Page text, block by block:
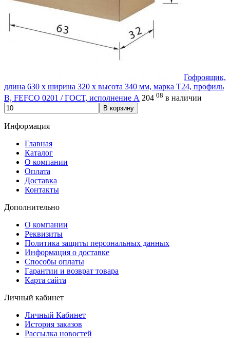
Гофроящик,
длина 630 х ширина 320 х высота 340 мм, марка Т24, профиль
В, FEFCO 0201 / ГОСТ, исполнение А 204 08 в наличии
В корзину
Информация
Главная
Каталог
О компании
Оплата
Доставка
Контакты
Дополнительно
О компании
Реквизиты
Политика защиты персональных данных
Информация о доставке
Способы оплаты
Гарантии и возврат товара
Карта сайта
Личный кабинет
Личный Кабинет
История заказов
Рассылка новостей